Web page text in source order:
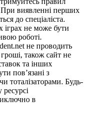
При виявленні перших
до спеціаліста.
іграх не може бути
роботі.
не проводить
гроші, також сайт не
та інших
пов’язані з
тоталізаторами. Будь-
в